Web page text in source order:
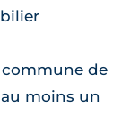
de
moins un